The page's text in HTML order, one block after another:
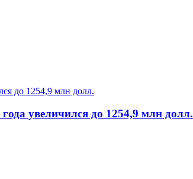
увеличился до 1254,9 млн долл.